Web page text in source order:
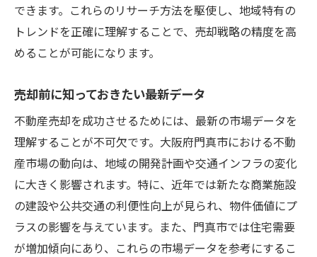
できます。これらのリサーチ方法を駆使し、地域特有の
トレンドを正確に理解することで、売却戦略の精度を高
めることが可能になります。
売却前に知っておきたい最新データ
不動産売却を成功させるためには、最新の市場データを
理解することが不可欠です。大阪府門真市における不動
産市場の動向は、地域の開発計画や交通インフラの変化
に大きく影響されます。特に、近年では新たな商業施設
の建設や公共交通の利便性向上が見られ、物件価値にプ
ラスの影響を与えています。また、門真市では住宅需要
が増加傾向にあり、これらの市場データを参考にするこ